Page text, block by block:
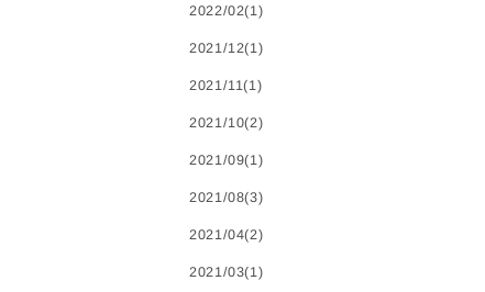
2022/02(1)
2021/12(1)
2021/11(1)
2021/10(2)
2021/09(1)
2021/08(3)
2021/04(2)
2021/03(1)